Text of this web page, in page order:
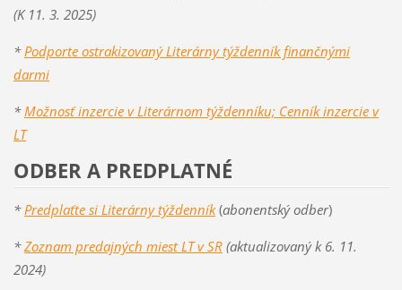
(K 11. 3. 2025)
* Podporte ostrakizovaný Literárny týždenník finančnými
darmi
* Možnosť inzercie v Literárnom týždenníku; Cenník inzercie v
LT
ODBER A PREDPLATNÉ
* Predplaťte si Literárny týždenník (abonentský odber)
*Zoznam predajných miest LT v SR(aktualizovaný k 6. 11.
2024)